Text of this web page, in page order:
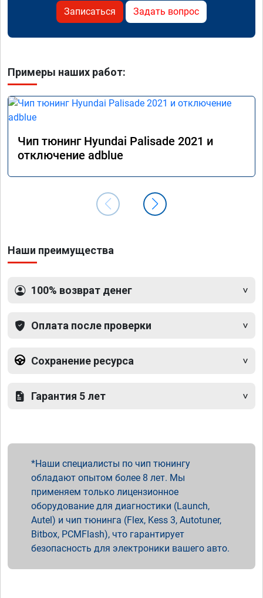
Записаться Задать вопрос
Примеры наших работ:
Чип тюнинг Hyundai Palisade 2021 и
отключение adblue
Наши преимущества
100% возврат денег
Оплата после проверки
Сохранение ресурса
Гарантия 5 лет
Наши специалисты по чип тюнингу
обладают опытом более 8 лет. Мы
применяем только лицензионное
оборудование для диагностики (Launch,
Autel) и чип тюнинга (Flex, Kess 3, Autotuner,
Bitbox, PCMFlash), что гарантирует
безопасность для электроники вашего авто.